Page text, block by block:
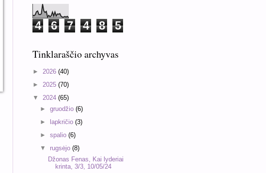
4 6 7 4 8 5
Tinklaraščio archyvas
► 2026 (40)
► 2025 (70)
▼ 2024 (65)
►gruodžio(6)
►
lapkričio(3)
►spalio(6)
▼ rugsėjo(8)
Džonas Fenas, Kai lyderiai
krinta, 3/3, 10/05/24